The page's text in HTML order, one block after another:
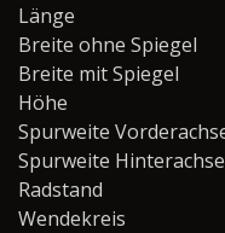
Länge
Breite ohne Spiegel
Breite mit Spiegel
Höhe
Spurweite
Spurweite Hinterachse
Radstand
Wendekreis